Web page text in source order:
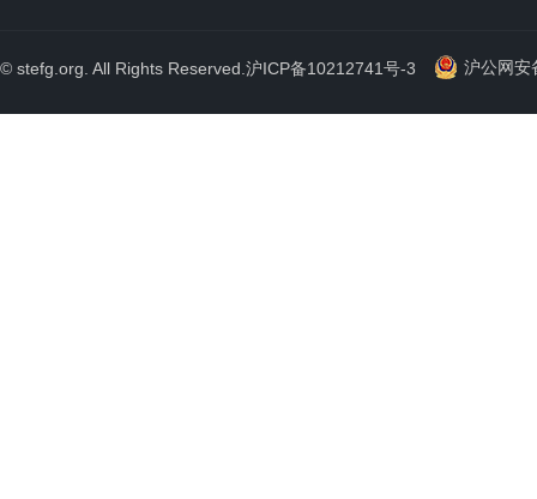
© stefg.org. All Rights Reserved. 沪ICP备10212741号-3 沪公网安